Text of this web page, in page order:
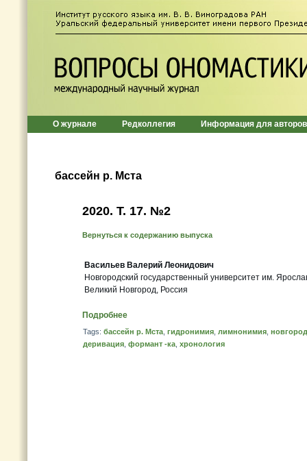
О журнале Редколлегия Информация для авторов
бассейн р. Мста
2020. Т. 17. №2
Вернуться к содержанию выпуска
Васильев Валерий Леонидович
Новгородский государственный университет им.
Великий Новгород, Россия
Подробнее
Tags: бассейн р. Мста гидронимия лимнонимия
деривация формант -ка хронология